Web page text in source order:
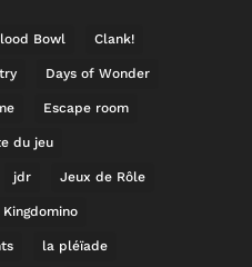
Bowl Clank!
Days of Wonder
Escape room
du jeu
jdr Jeux de Rôle
Kingdomino
la pléïade